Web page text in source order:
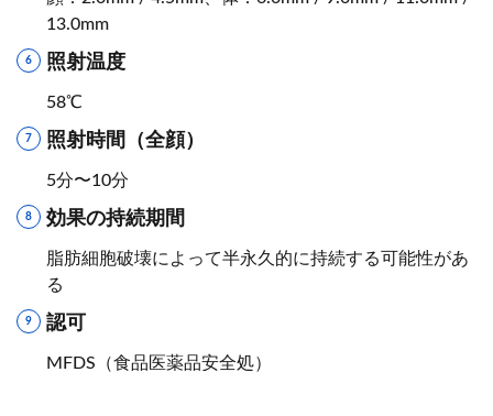
13.0mm
照射温度
58℃
照射時間（全顔）
5分〜10分
効果の持続期間
脂肪細胞破壊によって半永久的に持続する可能性があ
る
認可
MFDS（食品医薬品安全処）